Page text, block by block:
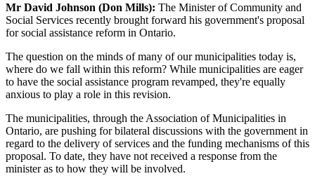
Mr David Johnson (Don Mills): The Minister of Community and
Social Services recently brought forward his government's proposal
for social assistance reform in Ontario.
The question on the minds of many of our municipalities today is,
where do we fall within this reform? While municipalities are eager
to have the social assistance program revamped, they're equally
anxious to play a role in this revision.
The municipalities, through the Association of Municipalities in
Ontario, are pushing for bilateral discussions with the government in
regard to the delivery of services and the funding mechanisms of this
proposal. To date, they have not received a response from the
minister as to how they will be involved.